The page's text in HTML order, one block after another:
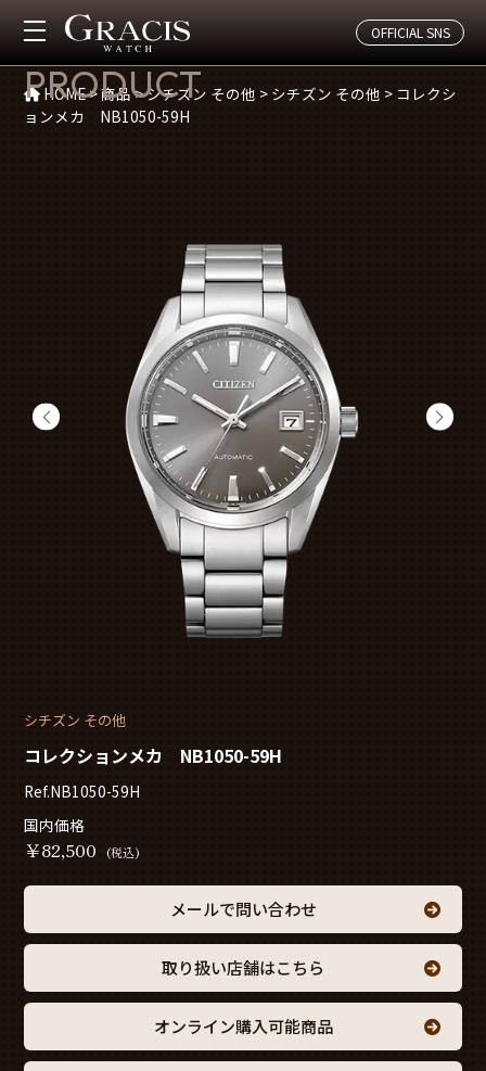
OFFICIAL SNS
商品紹介
PRODUCT
HOME>商品>シチズン その他 > シチズン その他 > コレクシ
ョンメカ NB1050-59H
シチズン その他
コレクションメカ NB1050-59H
Ref.NB1050-59H
国内価格
￥82,500 (税込)
メールで問い合わせ
取り扱い店舗はこちら
オンライン購入可能商品